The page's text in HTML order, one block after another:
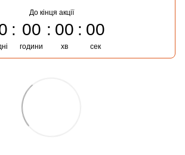
До кінця акції
00
години
00
хв
00
сек